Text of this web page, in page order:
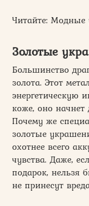
Читайте: Модные
Золотые
Большинство
золота. Этот
энергетическую
коже, оно начнет
Почему же
золотые
охотнее всего
чувства. Даже,
подарок, нельзя
не принесут